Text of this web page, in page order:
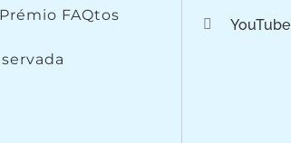
FAQtos
YouTube